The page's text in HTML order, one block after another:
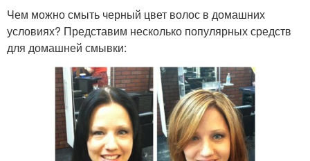
Чем можно смыть черный цвет волос в домашних
условиях? Представим несколько популярных средств
для домашней смывки: